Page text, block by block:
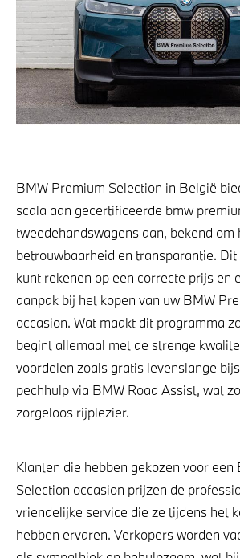
BMW Premium Selection in België
scala aan gecertificeerde bmw
tweedehandswagens aan, bekend om
betrouwbaarheid en transparantie.
kunt rekenen op een correcte prijs en
aanpak bij het kopen van uw BMW
occasion. Wat maakt dit programma
begint allemaal met de strenge
voordelen zoals gratis levenslange
pechhulp via BMW Road Assist, wat
zorgeloos rijplezier.
Klanten die hebben gekozen voor een
Selection occasion prijzen de
vriendelijke service die ze tijdens het
hebben ervaren. Verkopers worden